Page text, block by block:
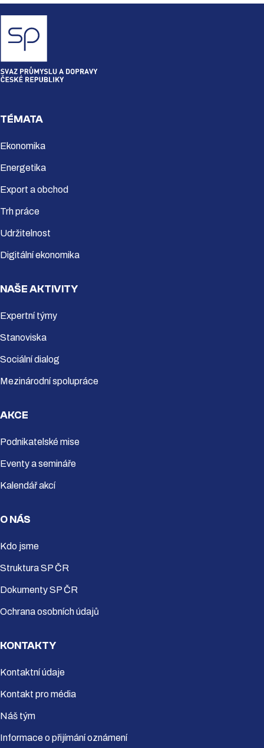
TÉMATA
Ekonomika
Energetika
Export a obchod
Trh práce
Udržitelnost
Digitální ekonomika
NAŠE AKTIVITY
Expertní týmy
Stanoviska
Sociální dialog
Mezinárodní spolupráce
AKCE
Podnikatelské mise
Eventy a semináře
Kalendář akcí
O NÁS
Kdo jsme
Struktura SP ČR
Dokumenty SP ČR
Ochrana osobních údajů
KONTAKTY
Kontaktní údaje
Kontakt pro média
Náš tým
Informace o přijímání oznámení